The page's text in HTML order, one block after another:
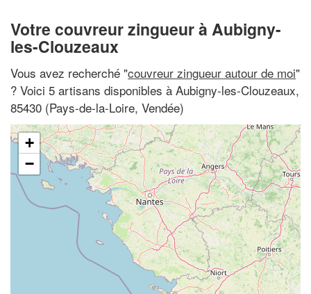
Votre couvreur zingueur à Aubigny-
les-Clouzeaux
Vous avez recherché "couvreur zingueur autour de moi"
? Voici 5 artisans disponibles à Aubigny-les-Clouzeaux,
85430 (Pays-de-la-Loire, Vendée)
+
−